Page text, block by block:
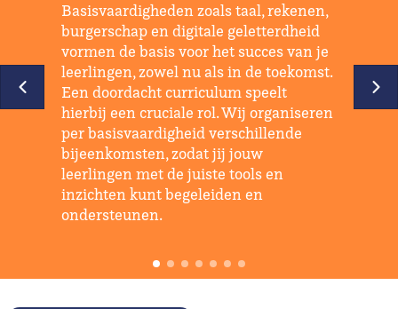
Basisvaardigheden zoals taal, rekenen,
burgerschap en digitale geletterdheid
vormen de basis voor het succes van je
leerlingen, zowel nu als in de toekomst.
Een doordacht curriculum speelt
hierbij een cruciale rol. Wij organiseren
per basisvaardigheid verschillende
bijeenkomsten, zodat jij jouw
leerlingen met de juiste tools en
inzichten kunt begeleiden en
ondersteunen.